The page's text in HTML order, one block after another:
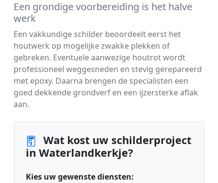
Een grondige voorbereiding is het halve
werk
Een vakkundige schilder beoordeelt eerst het
houtwerk op mogelijke zwakke plekken of
gebreken. Eventuele aanwezige houtrot wordt
professioneel weggesneden en stevig gerepareerd
met epoxy. Daarna brengen de specialisten een
goed dekkende grondverf en een ijzersterke aflak
aan.
Wat kost uw schilderproject
in Waterlandkerkje?
Kies uw gewenste diensten: